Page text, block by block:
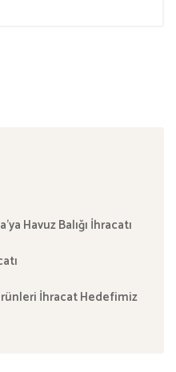
Havuz Balığı İhracatı
İhracat Hedefimiz